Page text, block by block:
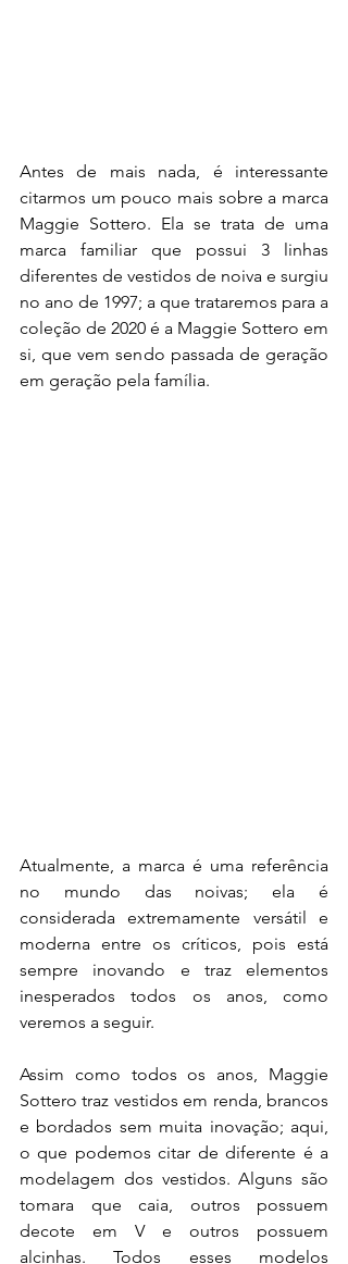
Antes de mais nada, é interessante
citarmos um pouco mais sobre a marca
Maggie Sottero. Ela se trata de uma
marca familiar que possui 3 linhas
diferentes de vestidos de noiva e surgiu
no ano de 1997; a que trataremos para a
coleção de 2020 é a Maggie Sottero em
si, que vem sendo passada de geração
em geração pela família.
Atualmente, a marca é uma referência
no mundo das noivas; ela é
considerada extremamente versátil e
moderna entre os críticos, pois está
sempre inovando e traz elementos
inesperados todos os anos, como
veremos a seguir.
Assim como todos os anos, Maggie
Sottero traz vestidos em renda, brancos
e bordados sem muita inovação; aqui,
o que podemos citar de diferente é a
modelagem dos vestidos. Alguns são
tomara que caia, outros possuem
decote em V e outros possuem
alcinhas. Todos esses modelos